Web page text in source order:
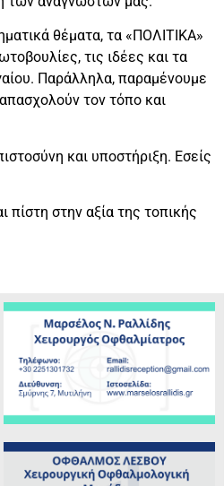
θέματα, τα «ΠΟΛΙΤΙΚΑ»
τις ιδέες και τα
Παράλληλα, παραμένουμε
τον τόπο και
και υποστήριξη. Εσείς
πίστη στην αξία της τοπικής